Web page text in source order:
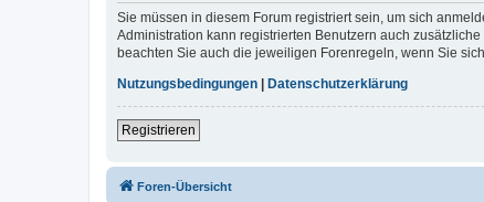
Sie müssen in diesem Forum registriert sein, um sich
Administration kann registrierten Benutzern auch
beachten Sie auch die jeweiligen Forenregeln, wenn Sie
Nutzungsbedingungen
Datenschutzerklärung
Registrieren
Foren-Übersicht